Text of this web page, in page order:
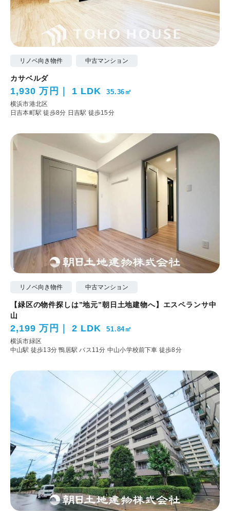
リノベ向き物件 中古マンション
カサベルダ
1,930 万円 1 LDK 35.36㎡
横浜市港北区
日吉本町駅 徒歩8分 日吉駅 徒歩15分
リノベ向き物件 中古マンション
【緑区の物件探しは”地元”朝日土地建物へ】エスペランサ中
山
2,199 万円 2 LDK 51.84㎡
横浜市緑区
中山駅 徒歩13分鴨居駅 バス11分 中山小学校前下車 徒歩8分